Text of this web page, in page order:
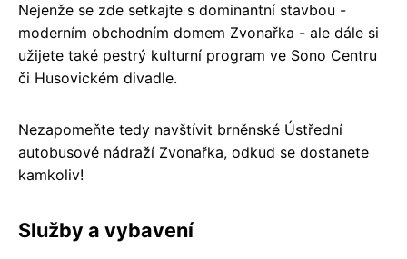
Nejenže se zde setkajte s dominantní stavbou -
moderním obchodním domem Zvonařka - ale dále si
užijete také pestrý kulturní program ve Sono Centru
či Husovickém divadle.
Nezapomeňte tedy navštívit brněnské Ústřední
autobusové nádraží Zvonařka, odkud se dostanete
kamkoliv!
Služby a vybavení